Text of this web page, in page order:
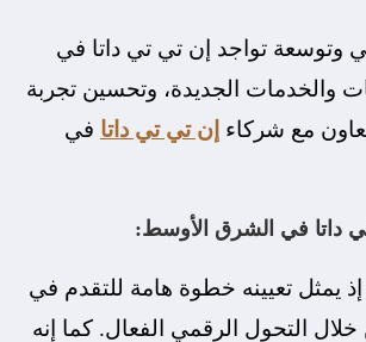
وتوسعة تواجد إن تي تي داتا في
والخدمات الجديدة، وتحسين تجربة
مع شركاء إن تي تي داتا في
داتا في الشرق الأوسط:
يمثل تعيينه خطوة هامة للتقدم في
إلى دعم رؤية المملكة العربية السعودية للعام 2030 من خلال التحول الرقمي الفعال. كما إنه